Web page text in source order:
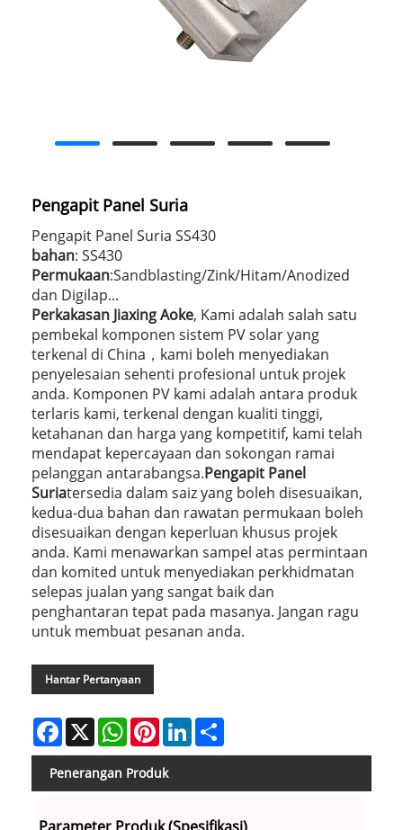
Pengapit Panel Suria
Pengapit Panel Suria SS430
bahan: SS430
Permukaan:Sandblasting/Zink/Hitam/Anodized
dan Digilap...
Perkakasan Jiaxing Aoke, Kami adalah salah satu
pembekal komponen sistem PV solar yang
terkenal di China，kami boleh menyediakan
penyelesaian sehenti profesional untuk projek
anda. Komponen PV kami adalah antara produk
terlaris kami, terkenal dengan kualiti tinggi,
ketahanan dan harga yang kompetitif, kami telah
mendapat kepercayaan dan sokongan ramai
pelanggan antarabangsa.Pengapit Panel
Suriatersedia dalam saiz yang boleh disesuaikan,
kedua-dua bahan dan rawatan permukaan boleh
disesuaikan dengan keperluan khusus projek
anda. Kami menawarkan sampel atas permintaan
dan komited untuk menyediakan perkhidmatan
selepas jualan yang sangat baik dan
penghantaran tepat pada masanya. Jangan ragu
untuk membuat pesanan anda.
Hantar Pertanyaan
Facebook
X WhatsAppPinterestLinkedIn
Penerangan Produk